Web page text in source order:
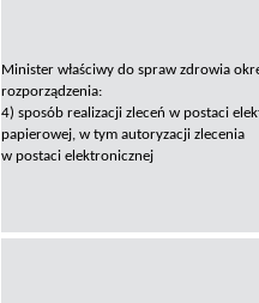
Minister właściwy do spraw zdrowia
rozporządzenia:
4) sposób realizacji zleceń w postaci
papierowej, w tym autoryzacji zlecenia
w postaci elektronicznej